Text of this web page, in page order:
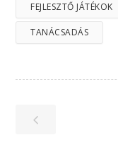
FEJLESZTŐ JÁTÉKOK
TANÁCSADÁS